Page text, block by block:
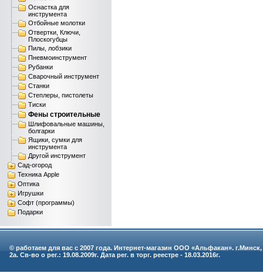
Оснастка для
инструмента
Отбойные молотки
Отвертки, Ключи,
Плоскогубцы
Пилы, лобзики
Пневмоинструмент
Рубанки
Сварочный инструмент
Станки
Степлеры, пистолеты
Тиски
Фены строительные
Шлифовальные машины,
болгарки
Ящики, сумки для
инструмента
Другой инструмент
Сад-огород
Техника Apple
Оптика
Игрушки
Софт (программы)
Подарки
© работаем для вас с 2007 года. Интернет-магазин ООО «Альфакан».
2а. Св-во о рег.: 19.08.2009г. Дата рег. в торг. реестре - 18.03.2016г.